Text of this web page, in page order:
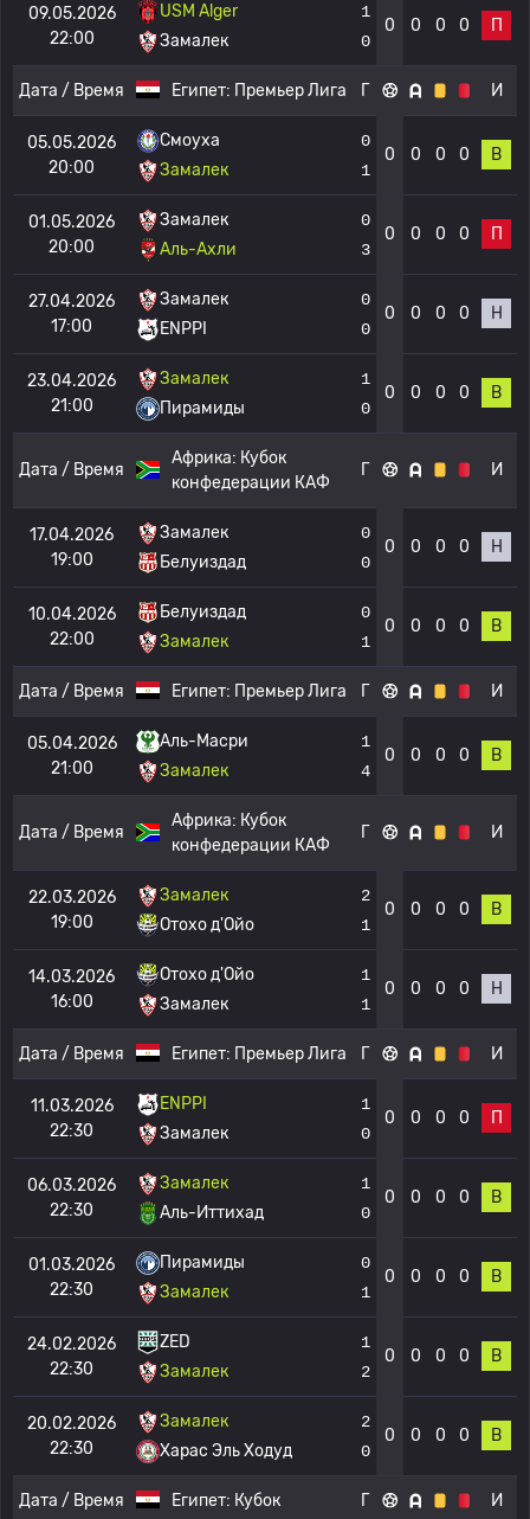
09.05.2026
22:00
USM Alger
Замалек
1
0
0 0 0 0 П
Дата / Время Египет: Премьер Лига Г И
05.05.2026
20:00
Смоуха
Замалек
0
1
0 0 0 0 В
01.05.2026
20:00
Замалек
Аль-Ахли
0
3
0 0 0 0 П
27.04.2026
17:00
Замалек
ENPPI
0
0
0 0 0 0 Н
23.04.2026
21:00
Замалек
Пирамиды
1
0
0 0 0 0 В
Дата / Время
Африка: Кубок
конфедерации КАФ
Г И
17.04.2026
19:00
Замалек
Белуиздад
0
0
0 0 0 0 Н
10.04.2026
22:00
Белуиздад
Замалек
0
1
0 0 0 0 В
Дата / Время Египет: Премьер Лига Г И
05.04.2026
21:00
Аль-Масри
Замалек
1
4
0 0 0 0 В
Дата / Время
Африка: Кубок
конфедерации КАФ
Г И
22.03.2026
19:00
Замалек
Отохо д'Ойо
2
1
0 0 0 0 В
14.03.2026
16:00
Отохо д'Ойо
Замалек
1
1
0 0 0 0 Н
Дата / Время Египет: Премьер Лига Г И
11.03.2026
22:30
ENPPI
Замалек
1
0
0 0 0 0 П
06.03.2026
22:30
Замалек
Аль-Иттихад
1
0
0 0 0 0 В
01.03.2026
22:30
Пирамиды
Замалек
0
1
0 0 0 0 В
24.02.2026
22:30
ZED
Замалек
1
2
0 0 0 0 В
20.02.2026
22:30
Замалек
Харас Эль Ходуд
2
0
0 0 0 0 В
Дата / Время Египет: Кубок Г И